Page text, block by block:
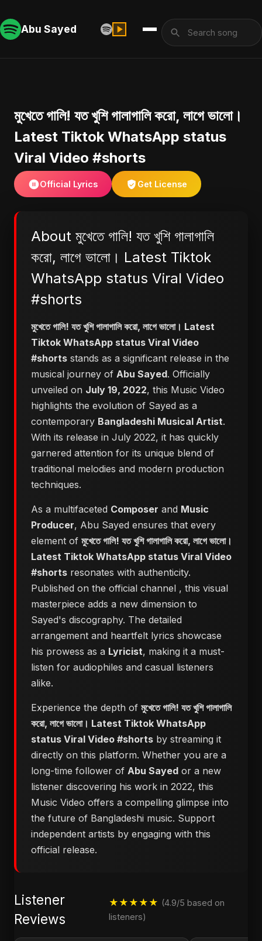
Abu Sayed
মুখেতে গালি! যত খুশি গালাগালি করো, লাগে ভালো।
Latest Tiktok WhatsApp status
Viral Video #shorts
Official Lyrics Get License
About মুখেতে গালি! যত খুশি গালাগালি
করো, লাগে ভালো। Latest Tiktok
WhatsApp status Viral Video
#shorts
মুখেতে গালি! যত খুশি গালাগালি করো, লাগে ভালো। Latest
Tiktok WhatsApp status Viral Video
#shorts stands as a significant release in the
musical journey of Abu Sayed. Officially
unveiled on July 19, 2022, this Music Video
highlights the evolution of Sayed as a
contemporary Bangladeshi Musical Artist.
With its release in July 2022, it has quickly
garnered attention for its unique blend of
traditional melodies and modern production
techniques.
As a multifaceted Composer and Music
Producer, Abu Sayed ensures that every
element of মুখেতে গালি! যত খুশি গালাগালি করো, লাগে ভালো।
Latest Tiktok WhatsApp status Viral Video
#shorts resonates with authenticity.
Published on the official channel , this visual
masterpiece adds a new dimension to
Sayed's discography. The detailed
arrangement and heartfelt lyrics showcase
his prowess as a Lyricist, making it a must-
listen for audiophiles and casual listeners
alike.
Experience the depth of মুখেতে গালি! যত খুশি গালাগালি
করো, লাগে ভালো। Latest Tiktok WhatsApp
status Viral Video #shorts by streaming it
directly on this platform. Whether you are a
long-time follower of Abu Sayed or a new
listener discovering his work in 2022, this
Music Video offers a compelling glimpse into
the future of Bangladeshi music. Support
independent artists by engaging with this
official release.
Listener
Reviews
★★★★★ (4.9/5 based on
listeners)